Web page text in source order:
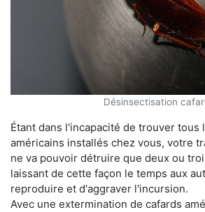
Désinsectisation
Étant dans l'incapacité de trouver tous
américains installés chez vous, votre
ne va pouvoir détruire que deux ou
laissant de cette façon le temps aux
reproduire et d'aggraver l'incursion.
Avec une extermination de cafards